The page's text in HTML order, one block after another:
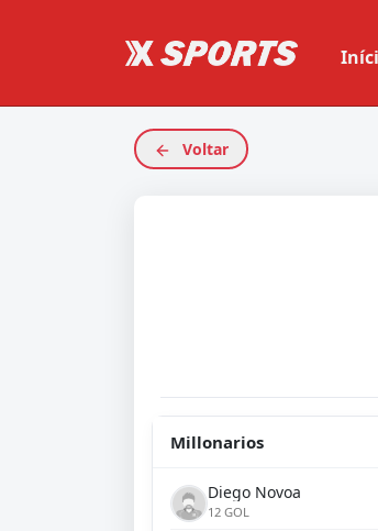
Voltar
Millonarios
Diego Novoa
12 GOL